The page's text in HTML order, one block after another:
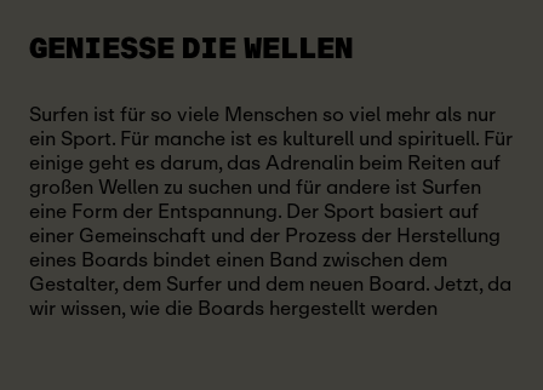
GENIESSE DIE WELLEN
Surfen ist für so viele Menschen so viel mehr als nur
ein Sport. Für manche ist es kulturell und spirituell. Für
einige geht es darum, das Adrenalin beim Reiten auf
großen Wellen zu suchen und für andere ist Surfen
eine Form der Entspannung. Der Sport basiert auf
einer Gemeinschaft und der Prozess der Herstellung
eines Boards bindet einen Band zwischen dem
Gestalter, dem Surfer und dem neuen Board. Jetzt, da
wir wissen, wie die Boards hergestellt werden